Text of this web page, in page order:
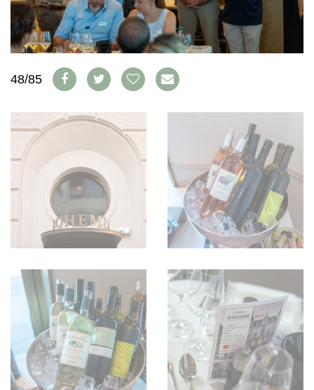
ABO
AUSGABE
ARCHIV
VORTEILSWELT
BÜCHER
WEINSZENE
PORTRAITS
VINOPHILES
ANMELDEN
AWARDS
GEWINNSPIELE
VORTEILSWELT
TRINKREIFETABELLE
ABO
WINE TRADE CLUB
REDAKTION
JOBS
WERBUNG
IMPRESSUM
AGB & DATENSCHUTZ
FAQ
48/85